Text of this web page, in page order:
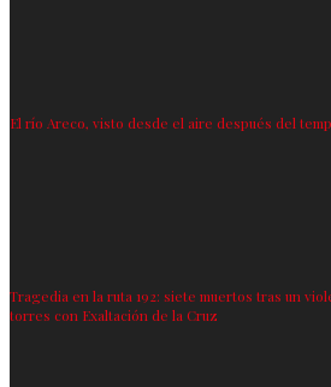
El río Areco, visto desde el aire después del
Tragedia en la ruta 192: siete muertos tras un
torres con Exaltación de la Cruz